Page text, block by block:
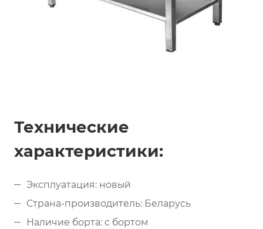
Технические
характеристики:
Эксплуатация: новый
Страна-производитель: Беларусь
Наличие борта: с бортом